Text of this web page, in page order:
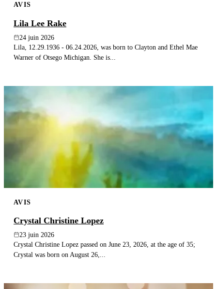
AVIS
Lila Lee Rake
24 juin 2026
Lila, 12.29.1936 - 06.24.2026, was born to Clayton and Ethel Mae
Warner of Otsego Michigan. She is...
AVIS
Crystal Christine Lopez
23 juin 2026
Crystal Christine Lopez passed on June 23, 2026, at the age of 35;
Crystal was born on August 26,...